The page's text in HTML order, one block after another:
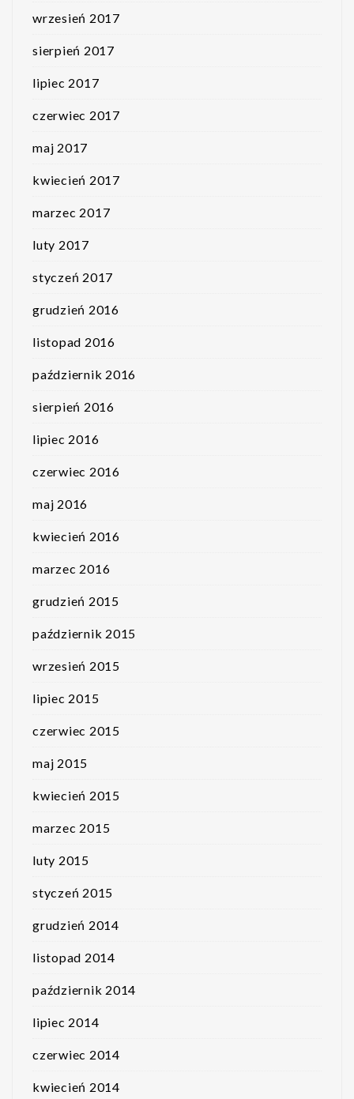
wrzesień 2017
sierpień 2017
lipiec 2017
czerwiec 2017
maj 2017
kwiecień 2017
marzec 2017
luty 2017
styczeń 2017
grudzień 2016
listopad 2016
październik 2016
sierpień 2016
lipiec 2016
czerwiec 2016
maj 2016
kwiecień 2016
marzec 2016
grudzień 2015
październik 2015
wrzesień 2015
lipiec 2015
czerwiec 2015
maj 2015
kwiecień 2015
marzec 2015
luty 2015
styczeń 2015
grudzień 2014
listopad 2014
październik 2014
lipiec 2014
czerwiec 2014
kwiecień 2014